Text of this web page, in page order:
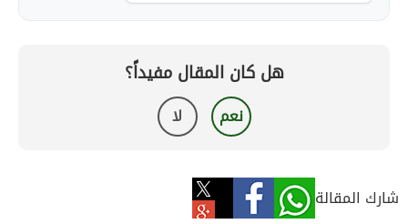
هل كان المقال مفيداً؟
نعم لا
شارك المقالة